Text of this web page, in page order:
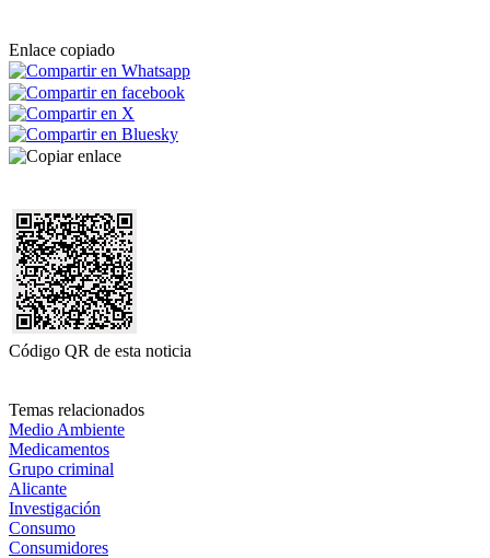
Enlace copiado
Código QR de esta noticia
Temas relacionados
Medio Ambiente
Medicamentos
Grupo criminal
Alicante
Investigación
Consumo
Consumidores